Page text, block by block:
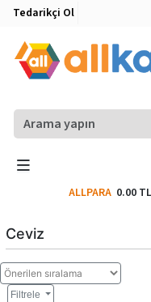
Tedarikçi Ol
ALLPARA 0.00 TL
Ceviz
Filtrele